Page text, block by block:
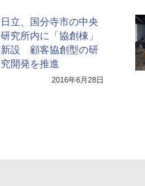
日立、国分寺市の中央
研究所内に「協創棟」
新設 顧客協創型の研
究開発を推進
2016年6月28日